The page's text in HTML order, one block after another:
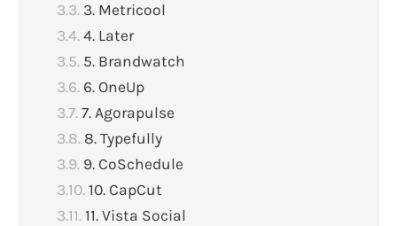
3. Metricool
4. Later
5. Brandwatch
6. OneUp
7. Agorapulse
8. Typefully
9. CoSchedule
10. CapCut
11. Vista Social